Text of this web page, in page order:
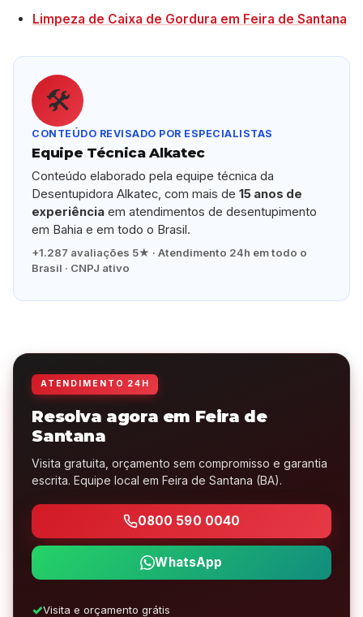
Limpeza de Caixa de Gordura em Feira de Santana
🛠️
CONTEÚDO REVISADO POR ESPECIALISTAS
Equipe Técnica Alkatec
Conteúdo elaborado pela equipe técnica da
Desentupidora Alkatec, com mais de15 anos de
experiência em atendimentos de desentupimento
em Bahia e em todo o Brasil.
+1.287 avaliações 5★ · Atendimento 24h em todo o
Brasil · CNPJ ativo
ATENDIMENTO 24H
Resolva agora em Feira de
Santana
Visita gratuita, orçamento sem compromisso e garantia
escrita. Equipe local em Feira de Santana (BA).
0800 590 0040
WhatsApp
Visita e orçamento grátis